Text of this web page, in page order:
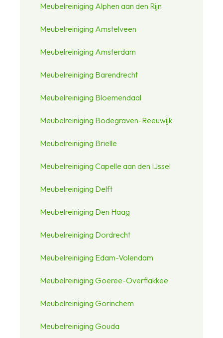
Meubelreiniging Alphen aan den Rijn
Meubelreiniging Amstelveen
Meubelreiniging Amsterdam
Meubelreiniging Barendrecht
Meubelreiniging Bloemendaal
Meubelreiniging Bodegraven-Reeuwijk
Meubelreiniging Brielle
Meubelreiniging Capelle aan den IJssel
Meubelreiniging Delft
Meubelreiniging Den Haag
Meubelreiniging Dordrecht
Meubelreiniging Edam-Volendam
Meubelreiniging Goeree-Overflakkee
Meubelreiniging Gorinchem
Meubelreiniging Gouda